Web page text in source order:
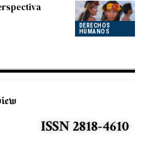
DERECHOS
HUMANOS
ISSN 2818-4610